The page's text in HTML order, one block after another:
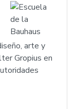
arte y
Gropius en